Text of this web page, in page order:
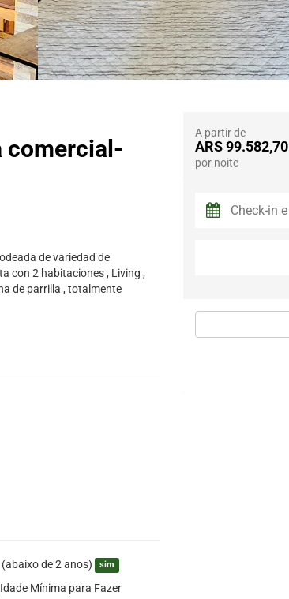
comercial-
de variedad de
con 2 habitaciones , Living ,
de parrilla , totalmente
de 2 anos) sim
Mínima para Fazer
A partir de
ARS 99.582,70
por noite